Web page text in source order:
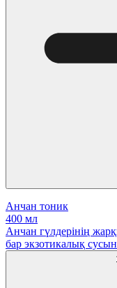
Анчан тоник
400 мл
Анчан гүлдерінің
бар экзотикалық сусын